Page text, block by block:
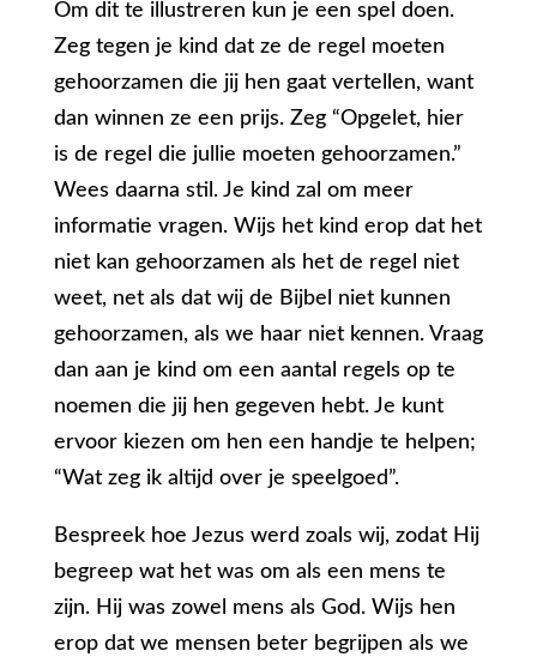
Om dit te illustreren kun je een spel doen.
Zeg tegen je kind dat ze de regel moeten
gehoorzamen die jij hen gaat vertellen, want
dan winnen ze een prijs. Zeg “Opgelet, hier
is de regel die jullie moeten gehoorzamen.”
Wees daarna stil. Je kind zal om meer
informatie vragen. Wijs het kind erop dat het
niet kan gehoorzamen als het de regel niet
weet, net als dat wij de Bijbel niet kunnen
gehoorzamen, als we haar niet kennen. Vraag
dan aan je kind om een aantal regels op te
noemen die jij hen gegeven hebt. Je kunt
ervoor kiezen om hen een handje te helpen;
“Wat zeg ik altijd over je speelgoed”.
Bespreek hoe Jezus werd zoals wij, zodat Hij
begreep wat het was om als een mens te
zijn. Hij was zowel mens als God. Wijs hen
erop dat we mensen beter begrijpen als we